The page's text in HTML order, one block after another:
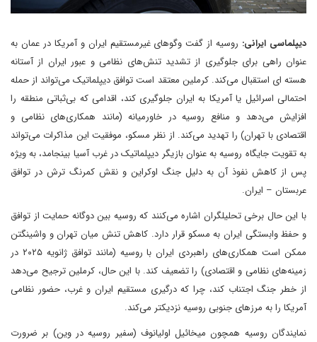
دیپلماسی ایرانی: روسیه از گفت وگوهای غیرمستقیم ایران و آمریکا در عمان به
عنوان راهی برای جلوگیری از تشدید تنش‌های نظامی و عبور ایران از آستانه
هسته ای استقبال می‌کند. کرملین معتقد است توافق دیپلماتیک می‌تواند از حمله
احتمالی اسرائیل یا آمریکا به ایران جلوگیری کند، اقدامی که بی‌ثباتی منطقه را
افزایش می‌دهد و منافع روسیه در خاورمیانه (مانند همکاری‌های نظامی و
اقتصادی با تهران) را تهدید می‌کند. از نظر مسکو، موفقیت این مذاکرات می‌تواند
به تقویت جایگاه روسیه به عنوان بازیگر دیپلماتیک در غرب آسیا بینجامد، به ویژه
پس از کاهش نفوذ آن به دلیل جنگ اوکراین و نقش کمرنگ ترش در توافق
عربستان – ایران.
با این حال برخی تحلیلگران اشاره می‌کنند که روسیه بین دوگانه حمایت از توافق
و حفظ وابستگی ایران به مسکو قرار دارد. کاهش تنش میان تهران و واشینگتن
ممکن است همکاری‌های راهبردی ایران با روسیه (مانند توافق ژانویه ۲۰۲۵ در
زمینه‌های نظامی و اقتصادی) را تضعیف کند. با این حال، کرملین ترجیح می‌دهد
از خطر جنگ اجتناب کند، چرا که درگیری مستقیم ایران و غرب، حضور نظامی
آمریکا را به مرزهای جنوبی روسیه نزدیکتر می‌کند.
نمایندگان روسیه همچون میخائیل اولیانوف (سفیر روسیه در وین) بر ضرورت